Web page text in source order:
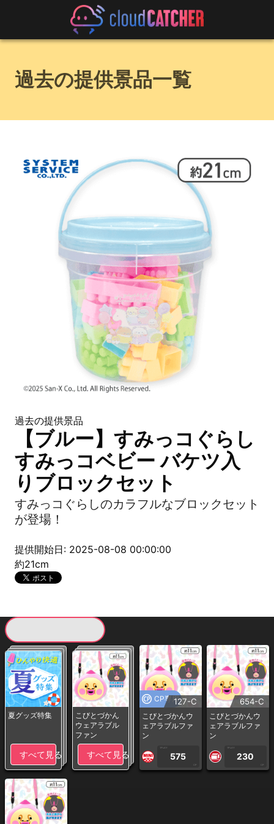
過去の提供景品一覧
過去の提供景品
【ブルー】すみっコぐらし
すみっコベビー バケツ入
りブロックセット
すみっコぐらしのカラフルなブロックセット
が登場！
提供開始日: 2025-08-08 00:00:00
約21cm
夏グッズ特集
すべて見る
こびとづかん
ウェアラブル
ファン
すべて見る
CP専用127-C
こびとづかんウ
ェアラブルファ
ン
1PLAY
575
CP
654-C
こびとづかんウ
ェアラブルファ
ン
1PLAY
230
CP